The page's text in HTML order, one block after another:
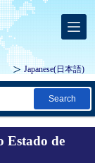
Japanese(日本語)
Search
Estado de